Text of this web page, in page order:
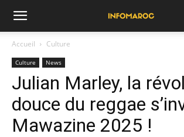
Accueil Culture
Culture News
Julian Marley, la
douce du reggae
Mawazine 2025 !